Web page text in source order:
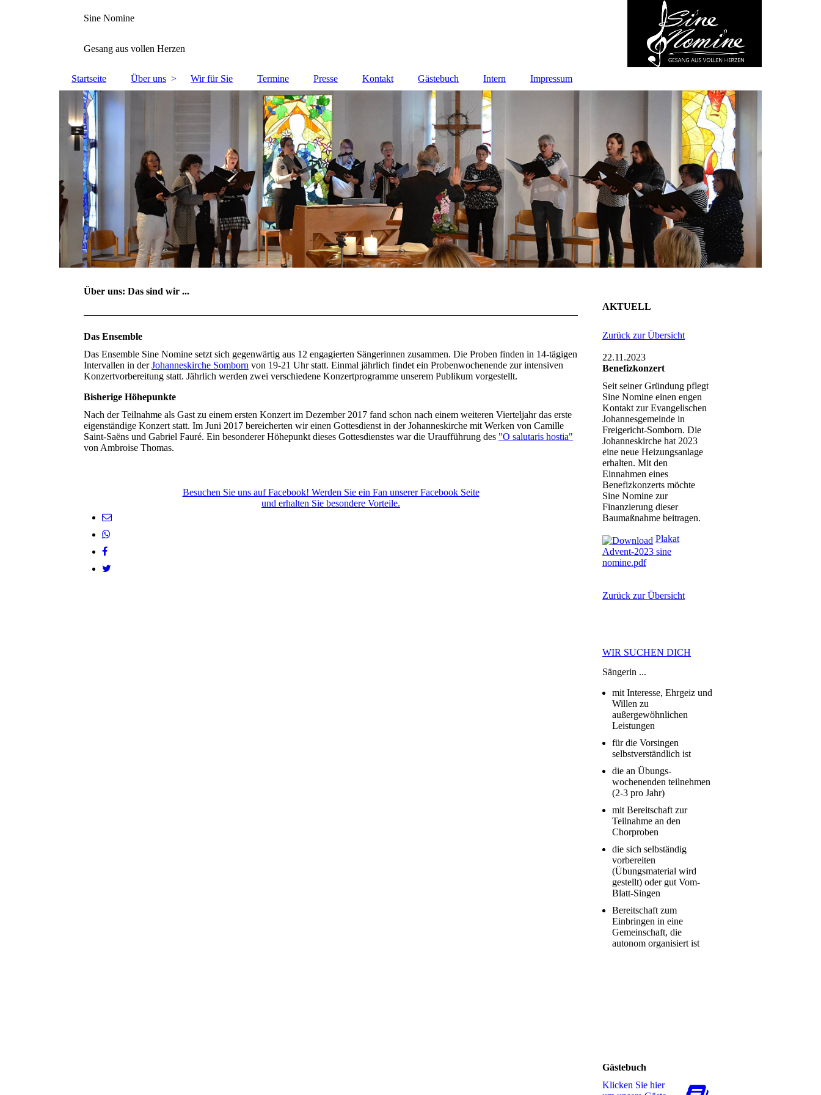
Sine Nomine
Gesang aus vollen Herzen
Startseite Über uns Wir für Sie Termine Presse Kontakt Gästebuch Intern Impressum
Über uns: Das sind wir ...
Das Ensemble
Das Ensemble Sine Nomine setzt sich gegenwärtig aus 12 engagierten Sängerinnen zusammen. Die Proben finden in 14-tägigen
Intervallen in derJohanneskirche Somborn von 19-21 Uhr statt. Einmal jährlich findet ein Probenwochenende zur intensiven
Konzertvorbereitung statt. Jährlich werden zwei verschiedene Konzertprogramme unserem Publikum vorgestellt.
Bisherige Höhepunkte
Nach der Teilnahme als Gast zu einem ersten Konzert im Dezember 2017 fand schon nach einem weiteren Vierteljahr das erste
eigenständige Konzert statt. Im Juni 2017 bereicherten wir einen Gottesdienst in der Johanneskirche mit Werken von Camille
Saint-Saëns und Gabriel Fauré. Ein besonderer Höhepunkt dieses Gottesdienstes war die Uraufführung des "O salutaris hostia"
von Ambroise Thomas.
Besuchen Sie uns auf Facebook! Werden Sie ein Fan unserer Facebook Seite
und erhalten Sie besondere Vorteile.
AKTUELL
Zurück zur Übersicht
22.11.2023
Benefizkonzert
Seit seiner Gründung pflegt
Sine Nomine einen engen
Kontakt zur Evangelischen
Johannesgemeinde in
Freigericht-Somborn. Die
Johanneskirche hat 2023
eine neue Heizungsanlage
erhalten. Mit den
Einnahmen eines
Benefizkonzerts möchte
Sine Nomine zur
Finanzierung dieser
Baumaßnahme beitragen.
Plakat
Advent-2023 sine
nomine.pdf
Zurück zur Übersicht
WIR SUCHEN DICH
Sängerin ...
mit Interesse, Ehrgeiz und
Willen zu
außergewöhnlichen
Leistungen
für die Vorsingen
selbstverständlich ist
die an Übungs-
wochenenden teilnehmen
(2-3 pro Jahr)
mit Bereitschaft zur
Teilnahme an den
Chorproben
die sich selbständig
vorbereiten
(Übungsmaterial wird
gestellt) oder gut Vom-
Blatt-Singen
Bereitschaft zum
Einbringen in eine
Gemeinschaft, die
autonom organisiert ist
Gästebuch
Klicken Sie hier